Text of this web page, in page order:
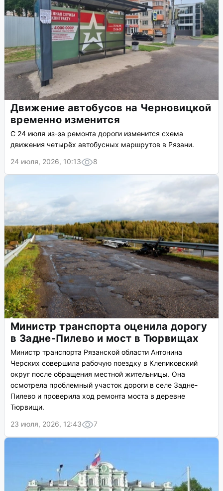
Движение автобусов на Черновицкой
временно изменится
С 24 июля из-за ремонта дороги изменится схема
движения четырёх автобусных маршрутов в Рязани.
24 июля, 2026, 10:13
8
Министр транспорта оценила дорогу
в Задне-Пилево и мост в Тюрвищах
Министр транспорта Рязанской области Антонина
Черских совершила рабочую поездку в Клепиковский
округ после обращения местной жительницы. Она
осмотрела проблемный участок дороги в селе Задне-
Пилево и проверила ход ремонта моста в деревне
Тюрвищи.
23 июля, 2026, 12:43
7